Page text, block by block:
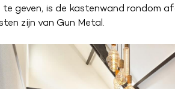
geven, is de kastenwand rondom
zijn van Gun Metal.